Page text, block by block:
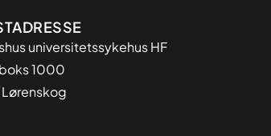
universitetssykehus HF
1000
Lørenskog